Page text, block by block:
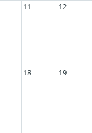
11 12
18 19